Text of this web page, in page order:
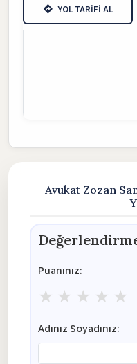
YOL TARİFİ AL
Avukat Zozan
Puanınız:
★ ★ ★ ★ ★
Adınız Soyadınız: